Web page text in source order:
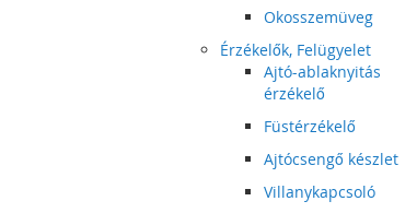
Okosszemüveg
Érzékelők, Felügyelet
Ajtó-ablaknyitás
érzékelő
Füstérzékelő
Ajtócsengő készlet
Villanykapcsoló